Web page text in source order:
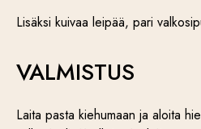
Lisäksi kuivaa leipää, pari
VALMISTUS
Laita pasta kiehumaan ja aloita